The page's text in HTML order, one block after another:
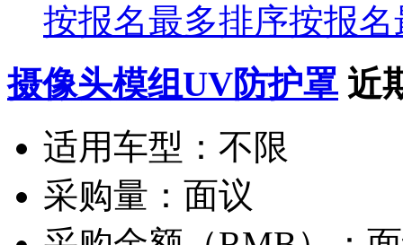
按报名最多排序按报
摄像头模组UV防护罩 近
适用车型： 不限
采购量： 面议